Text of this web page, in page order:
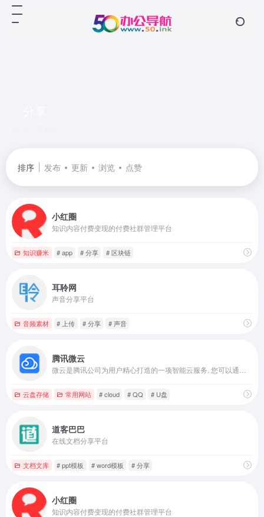
排序 发布 更新 浏览 点赞
小红圈
知识内容付费变现的付费社群管理平台
知识赚米 # app # 分享 # 区块链
耳聆网
声音分享平台
音频素材 # 上传 # 分享 # 声音
腾讯微云
云盘存储 常用网站 # cloud # QQ # U盘
道客巴巴
在线文档分享平台
文档文库 # ppt模板 # word模板 # 分享
小红圈
知识内容付费变现的付费社群管理平台